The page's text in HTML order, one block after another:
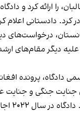
را ارائه کرد و
کرد. دادستانی اعلام
درخواست‌های
دیگر مقام‌های ارشد
جنایت جنگی و جنایت
جریان